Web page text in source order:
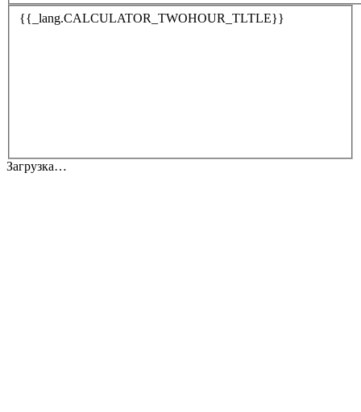
{{_lang.CALCULATOR_TWOHOUR_TLTLE}}
Загрузка…